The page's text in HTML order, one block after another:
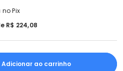
Pix
R$ 224,08
Adicionar ao carrinho